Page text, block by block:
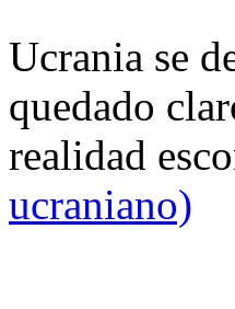
Ucrania se
quedado
realidad
ucraniano)